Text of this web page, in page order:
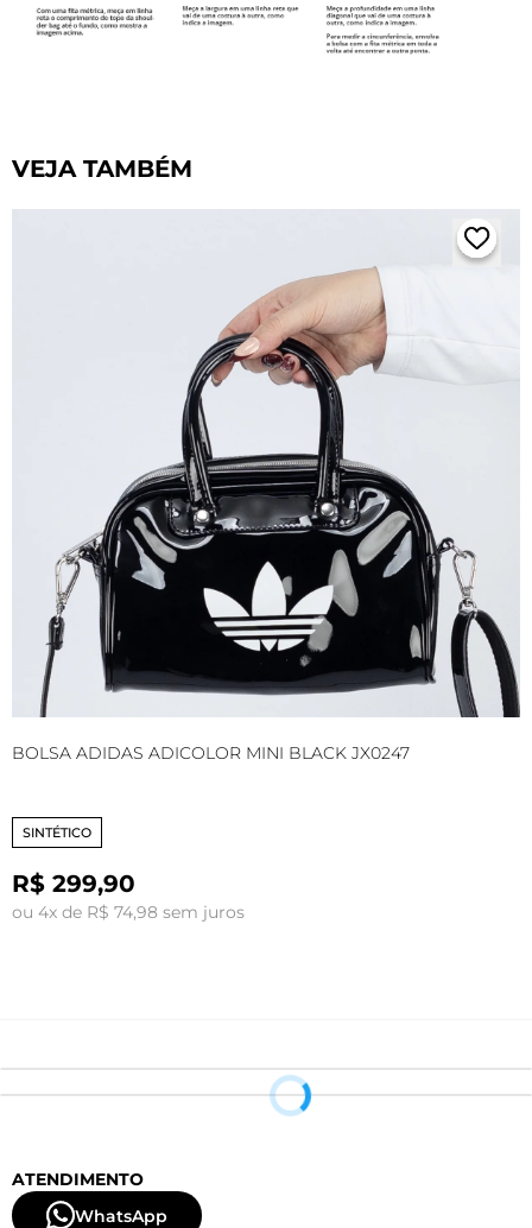
VEJA TAMBÉM
BOLSA ADIDAS ADICOLOR MINI BLACK JX0247
SINTÉTICO
R$ 299,90
ou 4x de R$ 74,98 sem juros
ATENDIMENTO
WhatsApp